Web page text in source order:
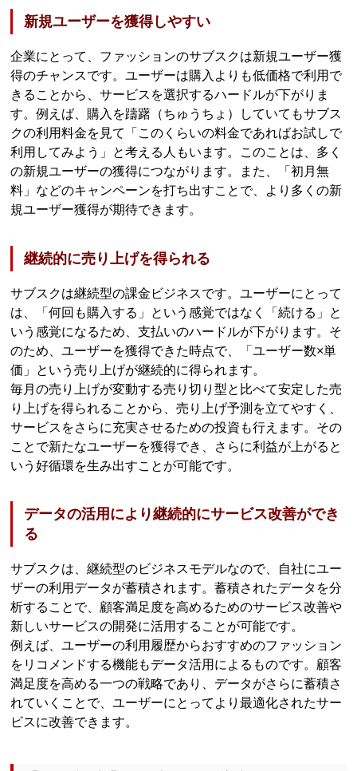
新規ユーザーを獲得しやすい
企業にとって、ファッションのサブスクは新規ユーザー獲
得のチャンスです。ユーザーは購入よりも低価格で利用で
きることから、サービスを選択するハードルが下がりま
す。例えば、購入を躊躇（ちゅうちょ）していてもサブス
クの利用料金を見て「このくらいの料金であればお試しで
利用してみよう」と考える人もいます。このことは、多く
の新規ユーザーの獲得につながります。また、「初月無
料」などのキャンペーンを打ち出すことで、より多くの新
規ユーザー獲得が期待できます。
継続的に売り上げを得られる
サブスクは継続型の課金ビジネスです。ユーザーにとって
は、「何回も購入する」という感覚ではなく「続ける」と
いう感覚になるため、支払いのハードルが下がります。そ
のため、ユーザーを獲得できた時点で、「ユーザー数×単
価」という売り上げが継続的に得られます。
毎月の売り上げが変動する売り切り型と比べて安定した売
り上げを得られることから、売り上げ予測を立てやすく、
サービスをさらに充実させるための投資も行えます。その
ことで新たなユーザーを獲得でき、さらに利益が上がると
いう好循環を生み出すことが可能です。
データの活用により継続的にサービス改善ができ
る
サブスクは、継続型のビジネスモデルなので、自社にユー
ザーの利用データが蓄積されます。蓄積されたデータを分
析することで、顧客満足度を高めるためのサービス改善や
新しいサービスの開発に活用することが可能です。
例えば、ユーザーの利用履歴からおすすめのファッション
をリコメンドする機能もデータ活用によるものです。顧客
満足度を高める一つの戦略であり、データがさらに蓄積さ
れていくことで、ユーザーにとってより最適化されたサー
ビスに改善できます。